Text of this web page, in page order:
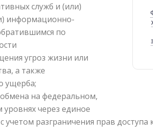
служб и (или)
информационно-
по
угроз жизни или
а также
ущерба;
на федеральном,
через единое
учетом разграничения прав